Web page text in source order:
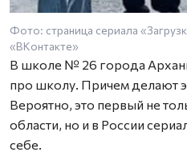
Фото: страница сериала
«ВКонтакте»
В школе № 26 города
про школу. Причем делают
Вероятно, это первый не
области, но и в России
себе.